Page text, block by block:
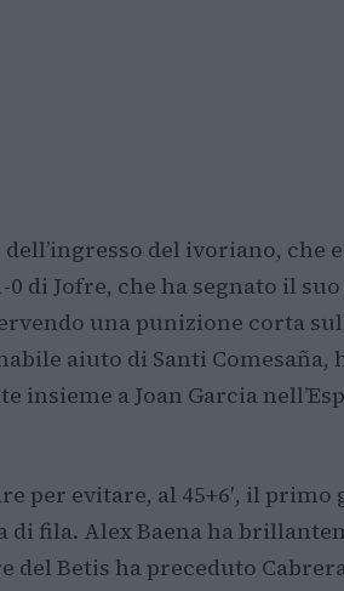
del ivoriano, che
di Jofre, che ha segnato il
una punizione corta
aiuto di Santi Comesaña,
insieme a Joan Garcia
per evitare, al 45+6′, il primo
di fila. Alex Baena ha
del Betis ha preceduto